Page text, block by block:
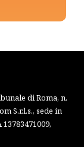
di Roma, n.
S.r.l.s., sede in